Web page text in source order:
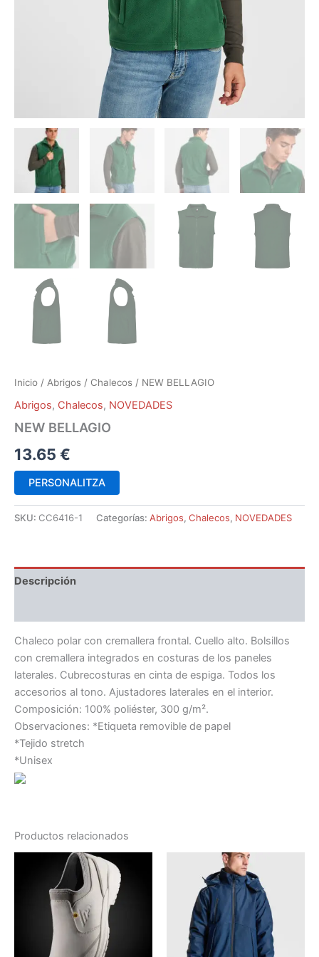
Inicio / Abrigos / Chalecos / NEW BELLAGIO
Abrigos, Chalecos, NOVEDADES
NEW BELLAGIO
13.65 €
PERSONALITZA
SKU: CC6416-1 Categorías: Abrigos, Chalecos, NOVEDADES
Descripción
Chaleco polar con cremallera frontal. Cuello alto. Bolsillos
con cremallera integrados en costuras de los paneles
laterales. Cubrecosturas en cinta de espiga. Todos los
accesorios al tono. Ajustadores laterales en el interior.
Composición: 100% poliéster, 300 g/m².
Observaciones: *Etiqueta removible de papel
*Tejido stretch
*Unisex
Productos relacionados
Este
producto
tiene
múltiples
variantes.
Las